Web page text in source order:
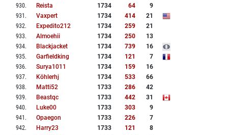
930. Reista 1734 64
9
931 . Vaxpert 1734 414
21
932. Expedito212 1734 259
21
933. Almoehii 1734 250
13
934. Blackjacket 1734 739
16
935. Garfieldking 1734 121
7
936. Surya1011 1734 159
16
937. Köhlerhj 1734 533
66
938. Matti52 1733 286
42
939. Beastqc 1733 442
31
940. Luke00 1733 303
9
941 . Opaegon 1733 226
7
942. Harry23 1733 121
8